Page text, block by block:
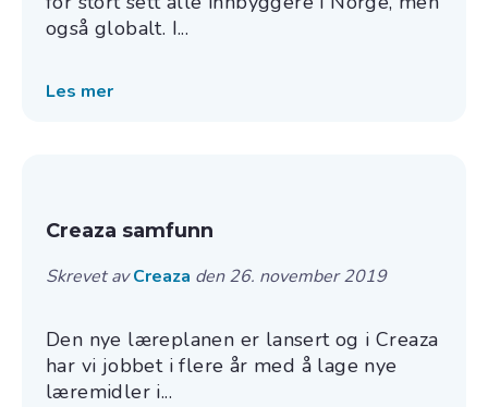
også globalt. I...
Les mer
Creaza samfunn
Skrevet avCreaza den 26. november 2019
Den nye læreplanen er lansert og i Creaza
har vi jobbet i flere år med å lage nye
læremidler i...